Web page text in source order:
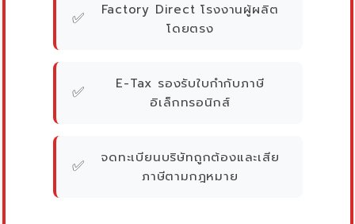
✅
Factory Direct โรงงานผู้ผลิต
โดยตรง
✅
E-Tax รองรับใบกำกับภาษี
อิเล็กทรอนิกส์
✅
จดทะเบียนบริษัทถูกต้องและเสีย
ภาษีตามกฎหมาย